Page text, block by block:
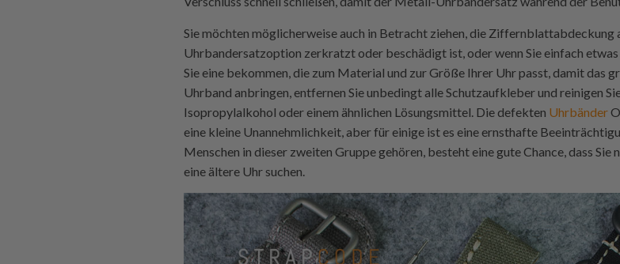
Sie möchten möglicherweise auch in Betracht ziehen, die Ziffernblattabdeckung
Uhrbandersatzoption zerkratzt oder beschädigt ist, oder wenn Sie einfach etwas
Sie eine bekommen, die zum Material und zur Größe Ihrer Uhr passt, damit das
Uhrband anbringen, entfernen Sie unbedingt alle Schutzaufkleber und reinigen
Isopropylalkohol oder einem ähnlichen Lösungsmittel. Die defekten Uhrbänder
eine kleine Unannehmlichkeit, aber für einige ist es eine ernsthafte
Menschen in dieser zweiten Gruppe gehören, besteht eine gute Chance, dass
eine ältere Uhr suchen.